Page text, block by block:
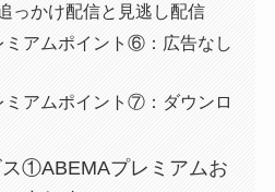
っかけ配信と見逃し配信
ミアムポイント⑥：広告なし
ミアムポイント⑦：ダウンロ
①ABEMAプレミアムお